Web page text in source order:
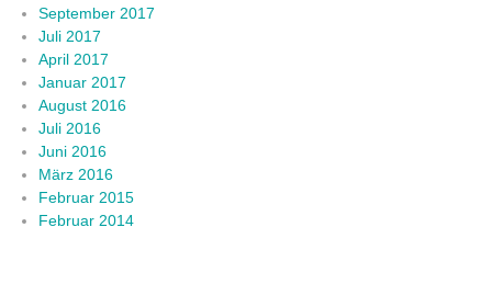
September 2017
Juli 2017
April 2017
Januar 2017
August 2016
Juli 2016
Juni 2016
März 2016
Februar 2015
Februar 2014